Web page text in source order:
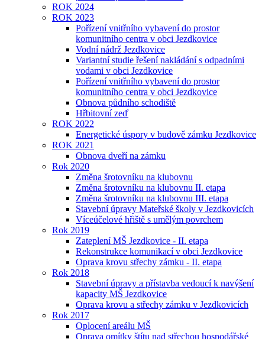
ROK 2024
ROK 2023
Pořízení vnitřního vybavení do prostor
komunitního centra v obci Jezdkovice
Vodní nádrž Jezdkovice
Variantní studie řešení nakládání s odpadními
vodami v obci Jezdkovice
Pořízení vnitřního vybavení do prostor
komunitního centra v obci Jezdkovice
Obnova půdního schodiště
Hřbitovní zeď
ROK 2022
Energetické úspory v budově zámku Jezdkovice
ROK 2021
Obnova dveří na zámku
Rok 2020
Změna šrotovníku na klubovnu
Změna šrotovníku na klubovnu II. etapa
Změna šrotovníku na klubovnu III. etapa
Stavební úpravy Mateřské školy v Jezdkovicích
Víceúčelové hřiště s umělým povrchem
Rok 2019
Zateplení MŠ Jezdkovice - II. etapa
Rekonstrukce komunikací v obci Jezdkovice
Oprava krovu střechy zámku - II. etapa
Rok 2018
Stavební úpravy a přístavba vedoucí k navýšení
kapacity MŠ Jezdkovice
Oprava krovu a střechy zámku v Jezdkovicích
Rok 2017
Oplocení areálu MŠ
Oprava omítky štítu nad střechou hospodářské